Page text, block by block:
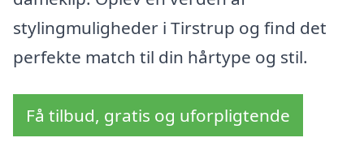
stylingmuligheder i Tirstrup og find det
perfekte match til din hårtype og stil.
Få tilbud, gratis og uforpligtende